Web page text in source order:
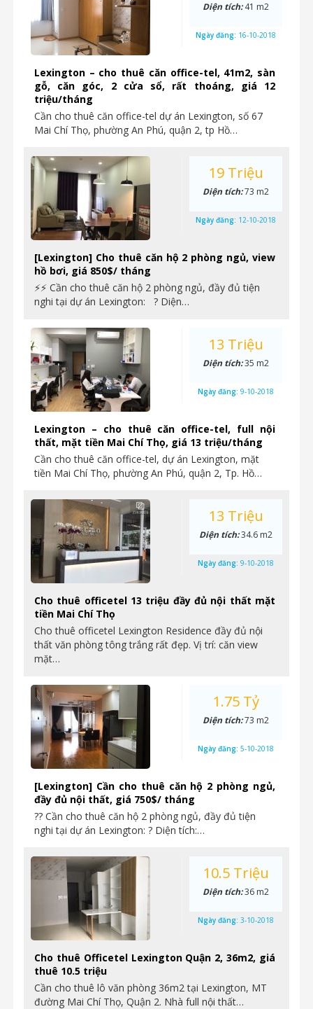
Lexington – cho thuê căn office-tel, 41m2, sàn
gỗ, căn góc, 2 cửa sổ, rất thoáng, giá 12
triệu/tháng
Cần cho thuê căn office-tel dự án Lexington, số 67
Mai Chí Thọ, phường An Phú, quận 2, tp Hồ…
Diện tích:41 m2
Ngày đăng: 16-10-2018
[Lexington] Cho thuê căn hộ 2 phòng ngủ, view
hồ bơi, giá 850$/ tháng
⚡⚡ Cần cho thuê căn hộ 2 phòng ngủ, đầy đủ tiện
nghi tại dự án Lexington: ? Diện…
19 Triệu
Diện tích:73 m2
Ngày đăng: 12-10-2018
Lexington – cho thuê căn office-tel, full nội
thất, mặt tiền Mai Chí Thọ, giá 13 triệu/tháng
Cần cho thuê căn office-tel, dự án Lexington, mặt
tiền Mai Chí Thọ, phường An Phú, quận 2, Tp. Hồ…
13 Triệu
Diện tích:35 m2
Ngày đăng: 9-10-2018
Cho thuê officetel 13 triệu đầy đủ nội thất mặt
tiền Mai Chí Thọ
Cho thuê officetel Lexington Residence đầy đủ nội
thất văn phòng tông trắng rất đẹp. Vị trí: căn view
mặt…
13 Triệu
Diện tích:34.6 m2
Ngày đăng: 9-10-2018
[Lexington] Cần cho thuê căn hộ 2 phòng ngủ,
đầy đủ nội thất, giá 750$/ tháng
?? Cần cho thuê căn hộ 2 phòng ngủ, đầy đủ tiện
nghi tại dự án Lexington: ? Diện tích:…
1.75 Tỷ
Diện tích:73 m2
Ngày đăng: 5-10-2018
Cho thuê Officetel Lexington Quận 2, 36m2, giá
thuê 10.5 triệu
Cần cho thuê lô văn phòng 36m2 tại Lexington, MT
đường Mai Chí Thọ, Quận 2. Nhà full nội thất…
10.5 Triệu
Diện tích:36 m2
Ngày đăng: 3-10-2018